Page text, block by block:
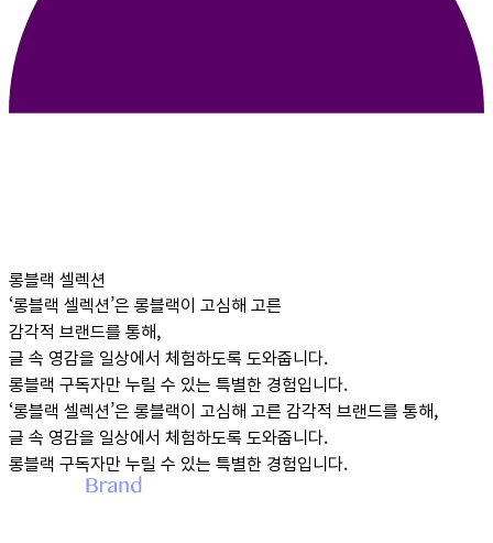
롱블랙 셀렉션
‘롱블랙 셀렉션’은 롱블랙이 고심해 고른
감각적 브랜드를 통해,
글 속 영감을 일상에서 체험하도록 도와줍니다.
롱블랙 구독자만 누릴 수 있는 특별한 경험입니다.
‘롱블랙 셀렉션’은 롱블랙이 고심해 고른 감각적 브랜드를 통해,
글 속 영감을 일상에서 체험하도록 도와줍니다.
롱블랙 구독자만 누릴 수 있는 특별한 경험입니다.